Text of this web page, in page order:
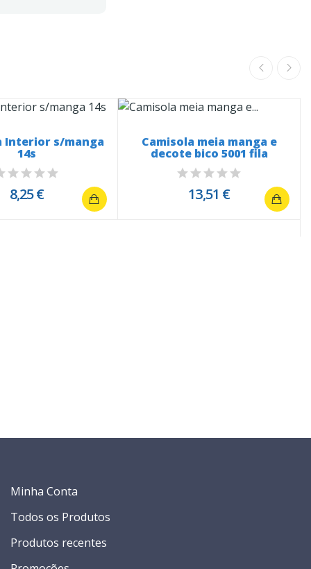
Interior s/manga
14s
8,25 €
Camisola meia manga e
decote bico 5001 fila
13,51 €
Minha Conta
Todos os Produtos
Produtos recentes